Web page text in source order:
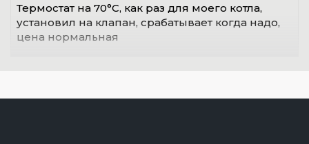
Термостат на 70°C, как раз для моего котла,
установил на клапан, срабатывает когда надо,
цена нормальная